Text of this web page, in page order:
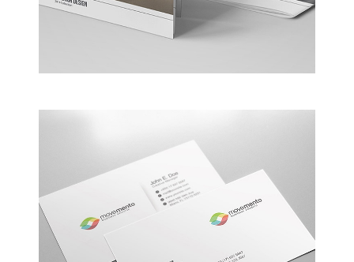
Meeting and calculated just how much $